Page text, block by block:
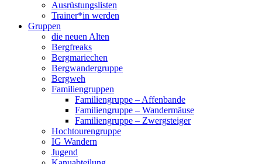
Ausrüstungslisten
Trainer*in werden
Gruppen
die neuen Alten
Bergfreaks
Bergmariechen
Bergwandergruppe
Bergweh
Familiengruppen
Familiengruppe – Affenbande
Familiengruppe – Wandermäuse
Familiengruppe – Zwergsteiger
Hochtourengruppe
IG Wandern
Jugend